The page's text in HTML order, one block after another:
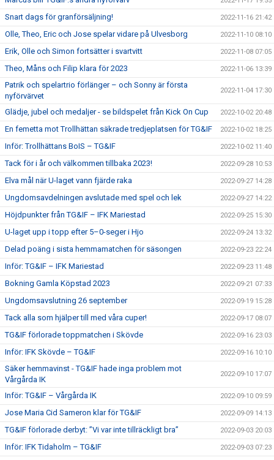
Snart dags för granförsäljning! 2022-11-16 21:42
Olle, Theo, Eric och Jose spelar vidare på Ulvesborg 2022-11-10 08:10
Erik, Olle och Simon fortsätter i svartvitt 2022-11-08 07:05
Theo, Måns och Filip klara för 2023 2022-11-06 13:39
Patrik och spelartrio förlänger – och Sonny är första
nyförvärvet
2022-11-04 17:30
Glädje, jubel och medaljer - se bildspelet från Kick On Cup 2022-10-02 20:48
En femetta mot Trollhättan säkrade tredjeplatsen för TG&IF 2022-10-02 18:25
Inför: Trollhättans BoIS – TG&IF 2022-10-02 11:40
Tack för i år och välkommen tillbaka 2023! 2022-09-28 10:53
Elva mål när U-laget vann fjärde raka 2022-09-27 14:28
Ungdomsavdelningen avslutade med spel och lek 2022-09-27 14:22
Höjdpunkter från TG&IF – IFK Mariestad 2022-09-25 15:30
U-laget upp i topp efter 5–0-seger i Hjo 2022-09-24 13:32
Delad poäng i sista hemmamatchen för säsongen 2022-09-23 22:24
Inför: TG&IF – IFK Mariestad 2022-09-23 11:48
Bokning Gamla Köpstad 2023 2022-09-21 07:33
Ungdomsavslutning 26 september 2022-09-19 15:28
Tack alla som hjälper till med våra cuper! 2022-09-17 08:07
TG&IF förlorade toppmatchen i Skövde 2022-09-16 23:03
Inför: IFK Skövde – TG&IF 2022-09-16 10:10
Säker hemmavinst - TG&IF hade inga problem mot
Vårgårda IK
2022-09-10 17:07
Inför: TG&IF – Vårgårda IK 2022-09-10 09:59
Jose Maria Cid Sameron klar för TG&IF 2022-09-09 14:13
TG&IF förlorade derbyt: ”Vi var inte tillräckligt bra” 2022-09-03 20:03
Inför: IFK Tidaholm – TG&IF 2022-09-03 07:23